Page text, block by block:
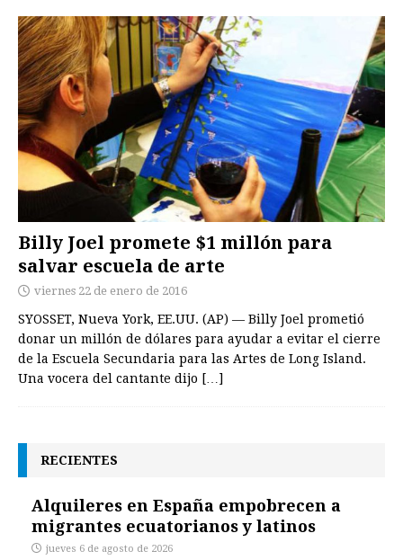
Billy Joel promete $1 millón para
salvar escuela de arte
viernes 22 de enero de 2016
SYOSSET, Nueva York, EE.UU. (AP) — Billy Joel prometió
donar un millón de dólares para ayudar a evitar el cierre
de la Escuela Secundaria para las Artes de Long Island.
Una vocera del cantante dijo […]
RECIENTES
Alquileres en España empobrecen a
migrantes ecuatorianos y latinos
jueves 6 de agosto de 2026